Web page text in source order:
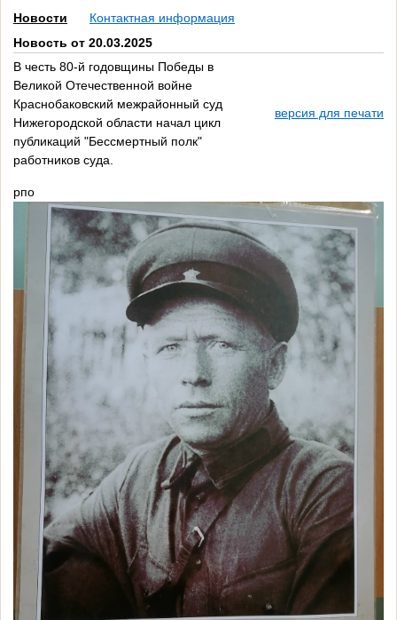
Новости
Контактная информация
Новость от 20.03.2025
В честь 80-й годовщины Победы в
Великой Отечественной войне
Краснобаковский межрайонный суд
Нижегородской области начал цикл
публикаций "Бессмертный полк"
работников суда.
версия для печати
рпо